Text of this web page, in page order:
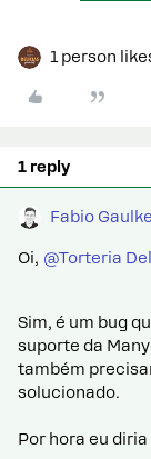
1 person
1 reply
Fabio Gaulke
Oi, @Torteria
Sim, é um bug
suporte da
também
solucionado.
Por hora eu